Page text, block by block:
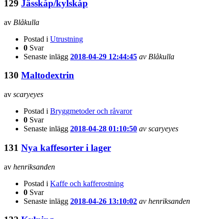
129 Jässkåp/kylskåp
av Blåkulla
Postad i Utrustning
0 Svar
Senaste inlägg 2018-04-29 12:44:45 av Blåkulla
130 Maltodextrin
av scaryeyes
Postad i Bryggmetoder och råvaror
0 Svar
Senaste inlägg 2018-04-28 01:10:50 av scaryeyes
131 Nya kaffesorter i lager
av henriksanden
Postad i Kaffe och kafferostning
0 Svar
Senaste inlägg 2018-04-26 13:10:02 av henriksanden